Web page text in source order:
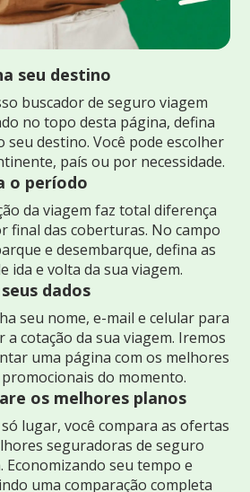
seu destino
buscador de seguro viagem
no topo desta página, defina
seu destino. Você pode escolher
país ou por necessidade.
o período
da viagem faz total diferença
final das coberturas. No campo
e desembarque, defina as
ida e volta da sua viagem.
dados
seu nome, e-mail e celular para
a cotação da sua viagem. Iremos
uma página com os melhores
do momento.
os melhores planos
só lugar, você compara as ofertas
seguradoras de seguro
Economizando seu tempo e
uma comparação completa